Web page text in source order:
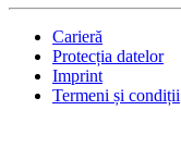
Carieră
Protecția datelor
Imprint
Termeni și condiții